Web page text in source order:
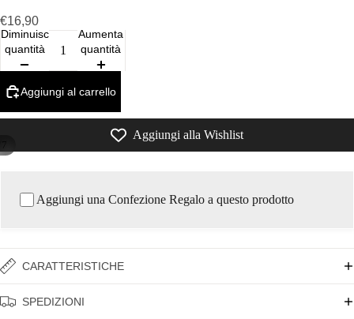
7
€16,90
Diminuisci
quantità
Aumenta
quantità
Aggiungi al carrello
Aggiungi alla Wishlist
Aggiungi una Confezione Regalo a questo prodotto
CARATTERISTICHE
SPEDIZIONI